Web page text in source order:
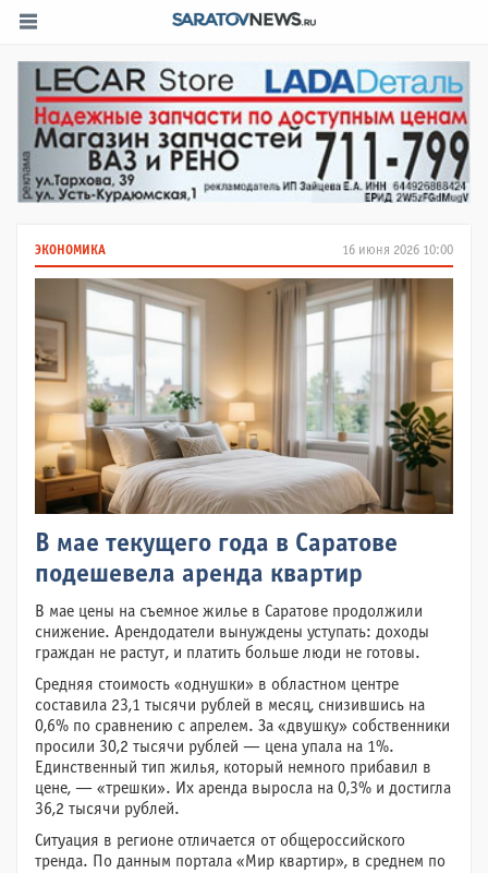
16 июня 2026 10:00
ЭКОНОМИКА
В мае текущего года в Саратове
подешевела аренда квартир
В мае цены на съемное жилье в Саратове продолжили
снижение. Арендодатели вынуждены уступать: доходы
граждан не растут, и платить больше люди не готовы.
Средняя стоимость «однушки» в областном центре
составила 23,1 тысячи рублей в месяц, снизившись на
0,6% по сравнению с апрелем. За «двушку» собственники
просили 30,2 тысячи рублей — цена упала на 1%.
Единственный тип жилья, который немного прибавил в
цене, — «трешки». Их аренда выросла на 0,3% и достигла
36,2 тысячи рублей.
Ситуация в регионе отличается от общероссийского
тренда. По данным портала «Мир квартир», в среднем по